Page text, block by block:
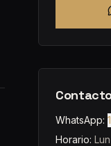
WhatsApp:
Horario: